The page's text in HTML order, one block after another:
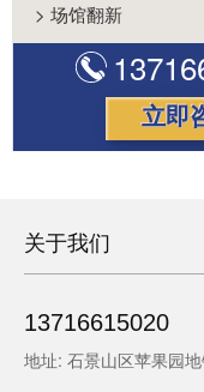
> 场馆翻新
立即
关于我们
13716615020
地址: 石景山区苹果园